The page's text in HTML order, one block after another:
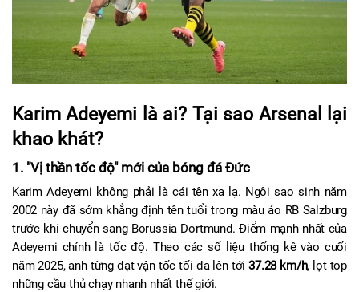
Karim Adeyemi là ai? Tại sao Arsenal lại
khao khát?
1. "Vị thần tốc độ" mới của bóng đá Đức
Karim Adeyemi không phải là cái tên xa lạ. Ngôi sao sinh năm
2002 này đã sớm khẳng định tên tuổi trong màu áo RB Salzburg
trước khi chuyển sang Borussia Dortmund. Điểm mạnh nhất của
Adeyemi chính là tốc độ. Theo các số liệu thống kê vào cuối
năm 2025, anh từng đạt vận tốc tối đa lên tới 37.28 km/h, lọt top
những cầu thủ chạy nhanh nhất thế giới.